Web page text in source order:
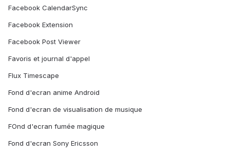
Facebook CalendarSync
Facebook Extension
Facebook Post Viewer
Favoris et journal d'appel
Flux Timescape
Fond d'ecran anime Android
Fond d'ecran de visualisation de musique
FOnd d'ecran fumée magique
Fond d'ecran Sony Ericsson